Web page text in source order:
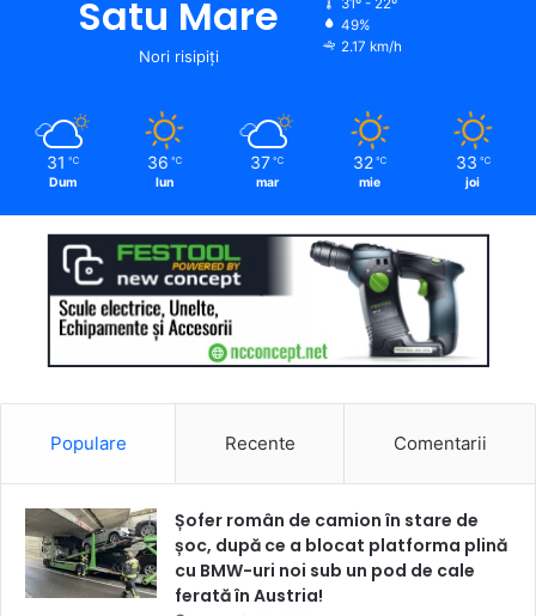
Satu Mare
Nori risipiți
49%
2.17 km/h
31 ℃
Dum
36 ℃
lun
37 ℃
mar
32 ℃
mie
33 ℃
joi
Populare Recente Comentarii
Șofer român de camion în stare de
șoc, după ce a blocat platforma plină
cu BMW-uri noi sub un pod de cale
ferată în Austria!